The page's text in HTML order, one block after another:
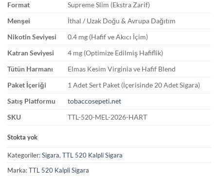
Format
Supreme Slim (Ekstra Zarif)
Menşei
İthal / Uzak Doğu & Avrupa Dağıtım
Nikotin Seviyesi
0.4 mg (Hafif ve Akıcı İçim)
Katran Seviyesi
4 mg (Optimize Edilmiş Hafiflik)
Tütün Harmanı
Elmas Kesim Virginia ve Hafif Blend
Paket İçeriği
1 Adet Sert Paket (İçerisinde 20 Adet Sigara)
Satış Platformu
tobaccosepeti.net
SKU
TTL-520-MEL-2026-HART
Stokta yok
Kategoriler:Sigara, TTL 520 Kalpli Sigara
Marka:TTL 520 Kalpli Sigara